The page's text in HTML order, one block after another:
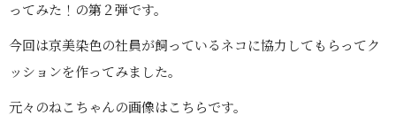
ってみた！の第２弾です。
今回は京美染色の社員が飼っているネコに協力してもらってク
ッションを作ってみました。
元々のねこちゃんの画像はこちらです。